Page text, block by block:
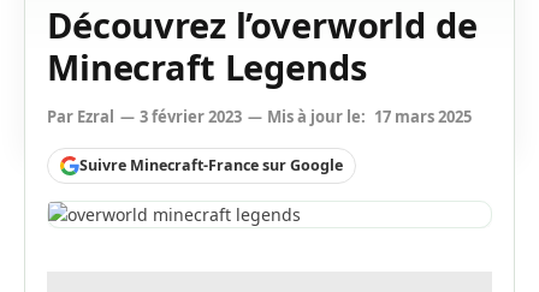
Découvrez l’overworld de
Minecraft Legends
Par Ezral 3 février 2023 Mis à jour le: 17 mars 2025
Suivre Minecraft-France sur Google